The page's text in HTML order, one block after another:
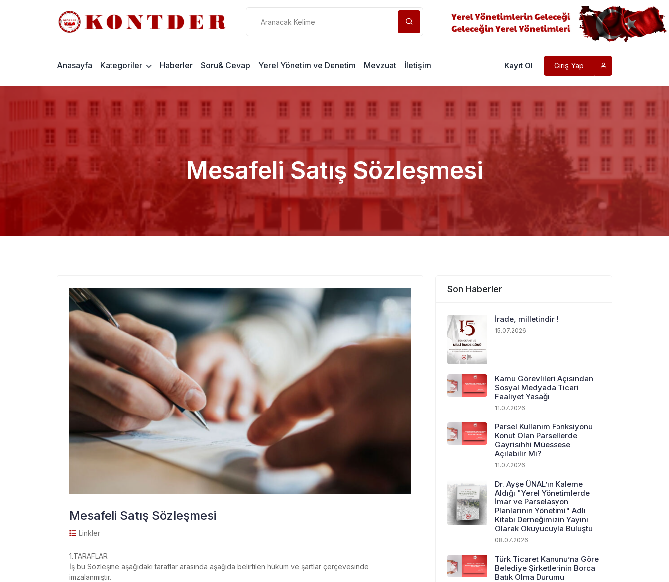
Anasayfa Kategoriler Haberler Soru& Cevap Yerel Yönetim ve Denetim Mevzuat İletişim Kayıt Ol Giriş Yap
Mesafeli Satış Sözleşmesi
Mesafeli Satış Sözleşmesi
Linkler
1.TARAFLAR
İş bu Sözleşme aşağıdaki taraflar arasında aşağıda belirtilen hüküm ve şartlar çerçevesinde
imzalanmıştır.
Son Haberler
İrade, milletindir !
15.07.2026
Kamu Görevlileri Açısından
Sosyal Medyada Ticari
Faaliyet Yasağı
11.07.2026
Parsel Kullanım Fonksiyonu
Konut Olan Parsellerde
Gayrisıhhi Müessese
Açılabilir Mi?
11.07.2026
Dr. Ayşe ÜNAL’ın Kaleme
Aldığı "Yerel Yönetimlerde
İmar ve Parselasyon
Planlarının Yönetimi" Adlı
Kitabı Derneğimizin Yayını
Olarak Okuyucuyla Buluştu
08.07.2026
Türk Ticaret Kanunu’na Göre
Belediye Şirketlerinin Borca
Batık Olma Durumu